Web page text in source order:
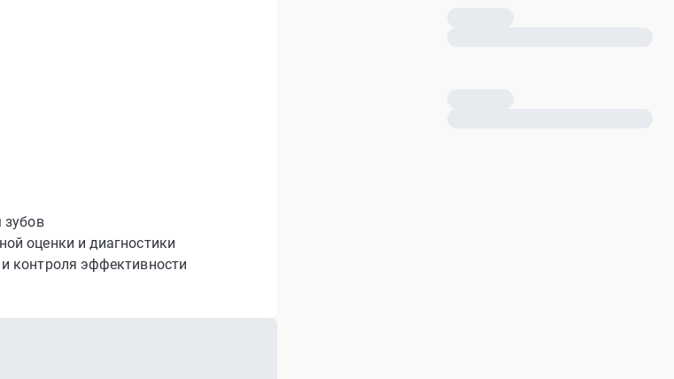
зубов
оценки и диагностики
контроля эффективности